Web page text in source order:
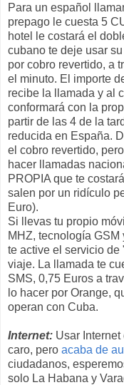
Para un español
prepago le cuesta 5
hotel le costará el
cubano te deje usar
por cobro revertido, a
el minuto. El importe
recibe la llamada y al
conformará con la
partir de las 4 de la
reducida en España.
el cobro revertido,
hacer llamadas
PROPIA que te
salen por un ridículo
Euro).
Si llevas tu propio
MHZ, tecnología
te active el servicio de
viaje. La llamada te
SMS, 0,75 Euros a
lo hacer por Orange,
operan con Cuba.
Internet: Usar
caro, pero acaba de
ciudadanos,
solo La Habana y